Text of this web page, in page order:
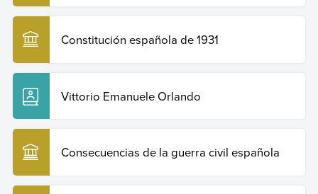
Constitución española de 1931
Vittorio Emanuele Orlando
Consecuencias de la guerra civil española